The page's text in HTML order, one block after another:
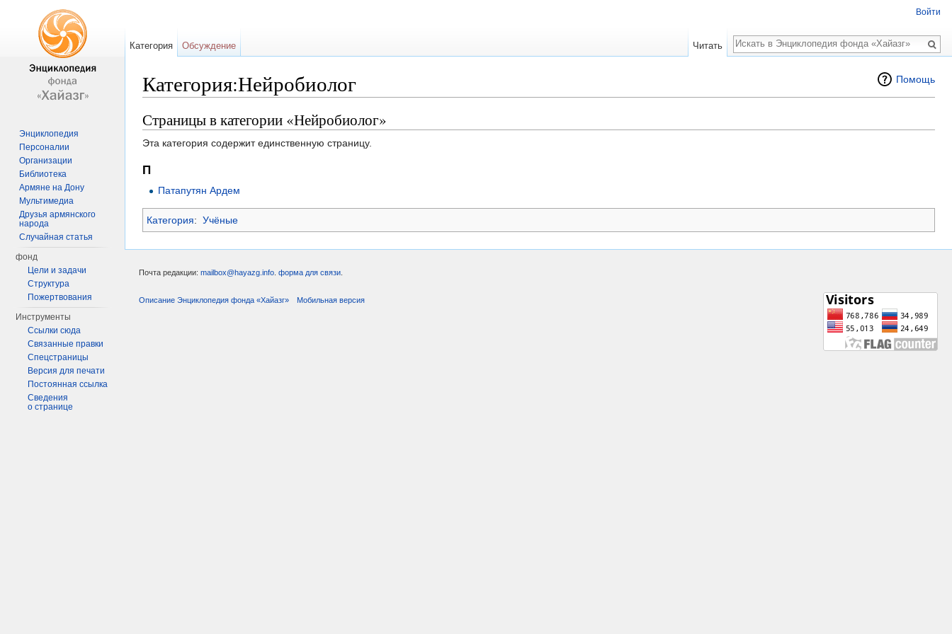
Помощь
Категория:Нейробиолог
Страницы в категории «Нейробиолог»
Эта категория содержит единственную страницу.
П
Патапутян Ардем
Категория: Учёные
Войти
Категория Обсуждение Читать
Поиск
Энциклопедия
Персоналии
Организации
Библиотека
Армяне на Дону
Мультимедиа
Друзья армянского
народа
Случайная статья
фонд
Цели и задачи
Структура
Пожертвования
Инструменты
Ссылки сюда
Связанные правки
Спецстраницы
Версия для печати
Постоянная ссылка
Сведения
о странице
Почта редакции: mailbox@hayazg.info форма для связи
Описание Энциклопедия фонда «Хайазг» Мобильная версия